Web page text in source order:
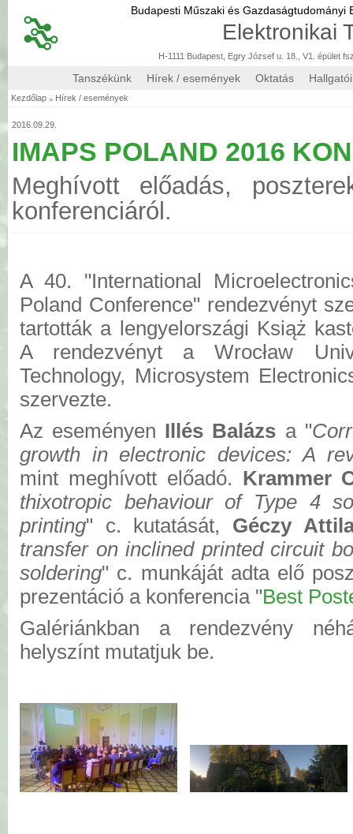
Budapesti Műszaki és Gazdaságtudományi
Elektronikai
H-1111 Budapest, Egry József u. 18., V1. épület
Tanszékünk Hírek / események Oktatás
Kezdőlap » Hírek / események
2016.09.29.
IMAPS POLAND 2016
Meghívott előadás,
konferenciáról.
A 40. "International
Poland Conference" rendezvényt
tartották a lengyelországi Książ
A rendezvényt a Wrocław
Technology, Microsystem
szervezte.
Az eseményen Illés Balázs a "
growth in electronic devices: A
mint meghívott előadó. Krammer
thixotropic behaviour of Type 4
printing" c. kutatását, Géczy
transfer on inclined printed circuit
soldering" c. munkáját adta elő
prezentáció a konferencia "Best
Galériánkban a rendezvény
helyszínt mutatjuk be.